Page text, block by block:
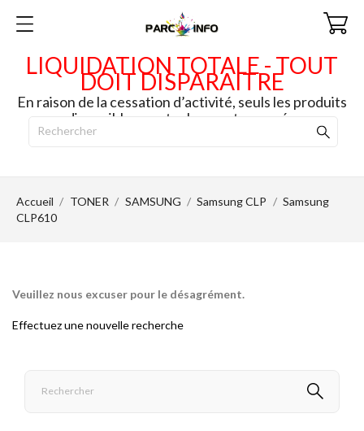
LIQUIDATION TOTALE - TOUT
DOIT DISPARAITRE
En raison de la cessation d’activité, seuls les produits
disponibles en stock seront envoyés.
Accueil TONER SAMSUNG Samsung CLP
Samsung
CLP610
Veuillez nous excuser pour le désagrément.
Effectuez une nouvelle recherche